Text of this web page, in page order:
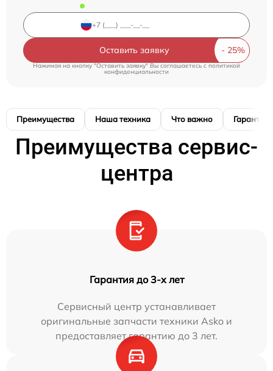
Оставить заявку
Нажимая на кнопку "Оставить заявку" Вы соглашаетесь cполитикой
конфиденциальности
Преимущества Наша техника Что важно Гарантия
Преимущества сервис-
центра
Гарантия до 3-х лет
Сервисный центр устанавливает
оригинальные запчасти техники Asko и
предоставляет гарантию до 3 лет.